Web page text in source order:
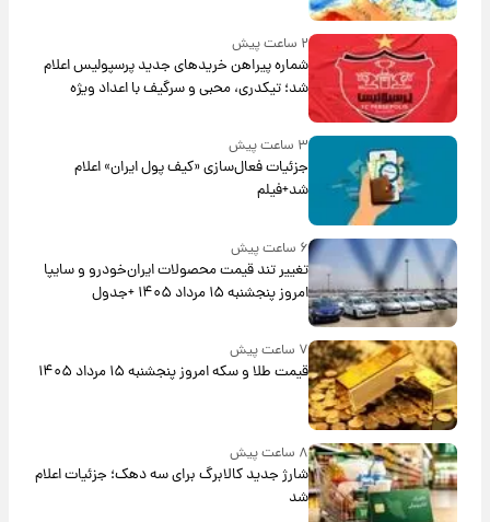
۲ ساعت پیش
شماره پیراهن خریدهای جدید پرسپولیس اعلام
شد؛ تیکدری، محبی و سرگیف با اعداد ویژه
۳ ساعت پیش
جزئیات فعال‌سازی «کیف پول ایران» اعلام
شد+فیلم
۶ ساعت پیش
تغییر تند قیمت محصولات ایران‌خودرو و سایپا
امروز پنجشنبه ۱۵ مرداد ۱۴۰۵ +جدول
۷ ساعت پیش
قیمت طلا و سکه امروز پنجشنبه ۱۵ مرداد ۱۴۰۵
۸ ساعت پیش
شارژ جدید کالابرگ برای سه دهک؛ جزئیات اعلام
شد